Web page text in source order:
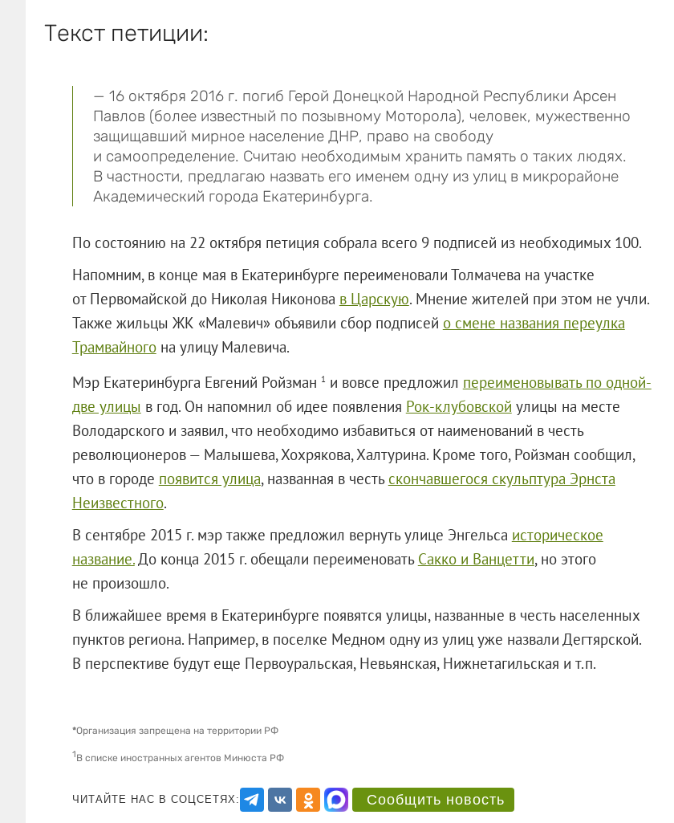
Текст петиции:
— 16 октября 2016 г. погиб Герой Донецкой Народной Республики Арсен
Павлов (более известный по позывному Моторола), человек, мужественно
защищавший мирное население ДНР, право на свободу
и самоопределение. Считаю необходимым хранить память о таких людях.
В частности, предлагаю назвать его именем одну из улиц в микрорайоне
Академический города Екатеринбурга.
По состоянию на 22 октября петиция собрала всего 9 подписей из необходимых 100.
Напомним, в конце мая в Екатеринбурге переименовали Толмачева на участке
от Первомайской до Николая Никонова в Царскую. Мнение жителей при этом не учли.
Также жильцы ЖК «Малевич» объявили сбор подписей о смене названия переулка
Трамвайногона улицу Малевича.
Мэр Екатеринбурга Евгений Ройзман 1 и вовсе предложил переименовывать по одной-
две улицы в год. Он напомнил об идее появления Рок-клубовской улицы на месте
Володарского и заявил, что необходимо избавиться от наименований в честь
революционеров — Малышева, Хохрякова, Халтурина. Кроме того, Ройзман сообщил,
что в городе появится улица, названная в честь скончавшегося скульптура Эрнста
Неизвестного.
В сентябре 2015 г. мэр также предложил вернуть улице Энгельса историческое
название.До конца 2015 г. обещали переименовать Сакко и Ванцетти, но этого
не произошло.
В ближайшее время в Екатеринбурге появятся улицы, названные в честь населенных
пунктов региона. Например, в поселке Медном одну из улиц уже назвали Дегтярской.
В перспективе будут еще Первоуральская, Невьянская, Нижнетагильская и т.п.
*Организация запрещена на территории РФ
1В списке иностранных агентов Минюста РФ
ЧИТАЙТЕ НАС В СОЦСЕТЯХ: Сообщить новость